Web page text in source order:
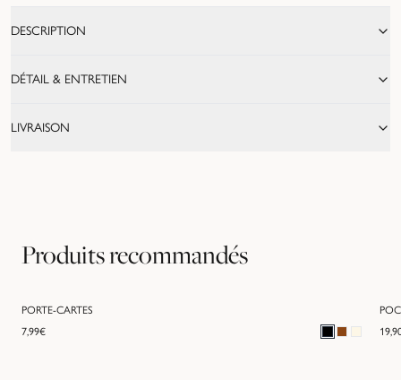
DESCRIPTION
DÉTAIL & ENTRETIEN
LIVRAISON
Produits recommandés
PORTE-CARTES
7,99€